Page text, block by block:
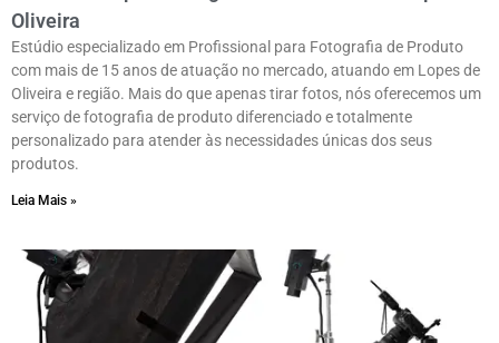
Oliveira
Estúdio especializado em Profissional para Fotografia de Produto
com mais de 15 anos de atuação no mercado, atuando em Lopes de
Oliveira e região. Mais do que apenas tirar fotos, nós oferecemos um
serviço de fotografia de produto diferenciado e totalmente
personalizado para atender às necessidades únicas dos seus
produtos.
Leia Mais »